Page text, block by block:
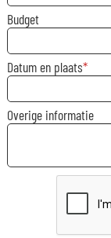
Budget
Datum en plaats
Overige informatie